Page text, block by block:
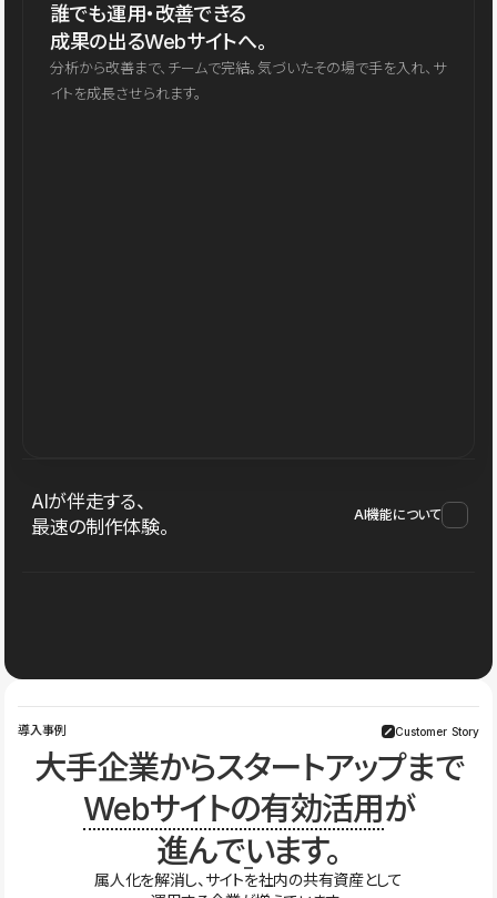
誰でも運用・改善できる
成果の出るWebサイトへ。
分析から改善まで、チームで完結。気づいたその場で手を入れ、サ
イトを成長させられます。
AIが伴走する、
最速の制作体験。
AI機能について
導入事例 Customer Story
大手企業からスタートアップまで
Webサイトの有効活用が
進んでいます。
属人化を解消し、サイトを社内の共有資産として